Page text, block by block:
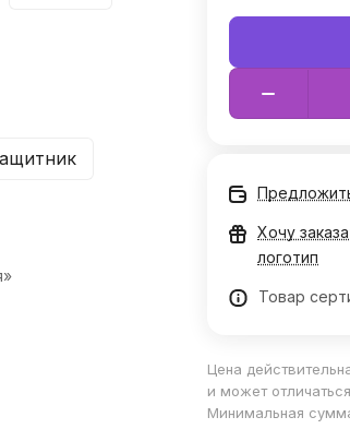
Хочу
логотип
Товар
Цена
и может
Минимальная